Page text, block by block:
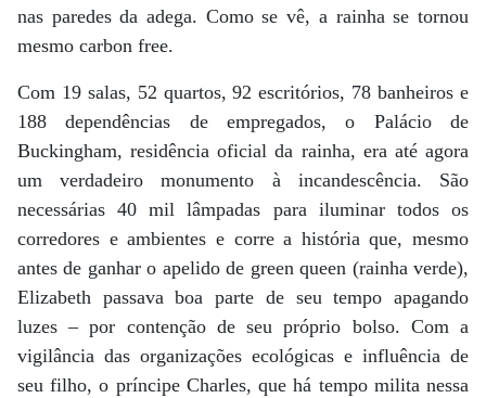
nas paredes da adega. Como se vê, a rainha se tornou
mesmo carbon free.
Com 19 salas, 52 quartos, 92 escritórios, 78 banheiros e
188 dependências de empregados, o Palácio de
Buckingham, residência oficial da rainha, era até agora
um verdadeiro monumento à incandescência. São
necessárias 40 mil lâmpadas para iluminar todos os
corredores e ambientes e corre a história que, mesmo
antes de ganhar o apelido de green queen (rainha verde),
Elizabeth passava boa parte de seu tempo apagando
luzes – por contenção de seu próprio bolso. Com a
vigilância das organizações ecológicas e influência de
seu filho, o príncipe Charles, que há tempo milita nessa